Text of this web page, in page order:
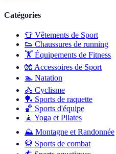
Catégories
👕 Vêtements de Sport
👟 Chaussures de running
🏋️ Équipements de Fitness
🧤 Accessoires de Sport
🏊 Natation
🚴 Cyclisme
🏓 Sports de raquette
🏀 Sports d'équipe
🧘 Yoga et Pilates
⛰️ Montagne et Randonnée
🥋 Sports de combat